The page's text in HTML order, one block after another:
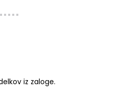
iz zaloge.